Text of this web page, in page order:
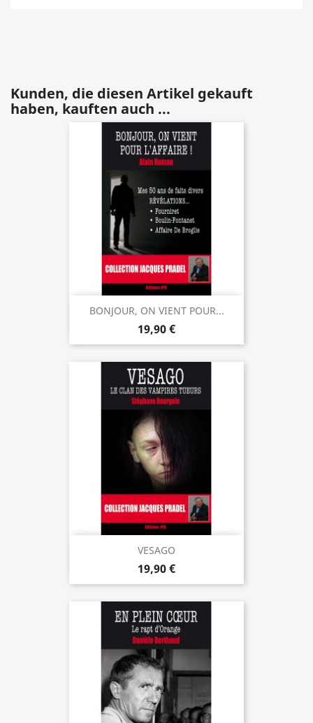
Kunden, die diesen Artikel gekauft
haben, kauften auch ...
BONJOUR, ON VIENT POUR...
19,90 €
VESAGO
19,90 €